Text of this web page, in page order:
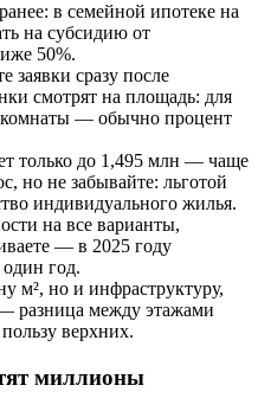
в семейной ипотеке на
на субсидию от
50%.
заявки сразу после
смотрят на площадь: для
комнаты — обычно процент
только до 1,495 млн — чаще
но не забывайте: льготой
индивидуального жилья.
на все варианты,
— в 2025 году
один год.
м², но и инфраструктуру,
разница между этажами
верхних.
миллионы